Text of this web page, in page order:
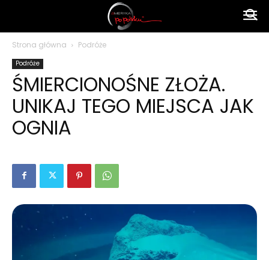
polsku
Strona główna Podróże
Podróże
ŚMIERCIONOŚNE ZŁOŻA.
UNIKAJ TEGO MIEJSCA JAK
OGNIA